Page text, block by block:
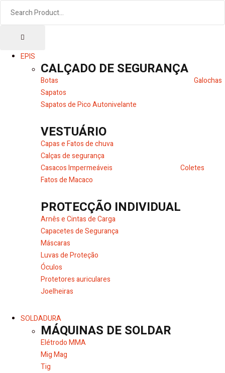
EPIS
CALÇADO DE SEGURANÇA
Botas
Galochas
Sapatos
Sapatos de Pico Autonivelante
VESTUÁRIO
Capas e Fatos de chuva
Calças de segurança
Casacos Impermeáveis
Coletes
Fatos de Macaco
PROTECÇÃO INDIVIDUAL
Arnês e Cintas de Carga
Capacetes de Segurança
Máscaras
Luvas de Proteção
Óculos
Protetores auriculares
Joelheiras
SOLDADURA
MÁQUINAS DE SOLDAR
Elétrodo MMA
Mig Mag
Tig